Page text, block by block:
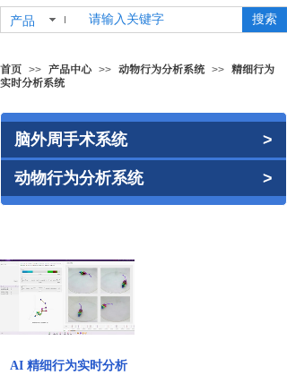
产品 搜索
首页 >> 产品中心 >> 动物行为分析系统 >> 精细行为
实时分析系统
脑外周手术系统 >
动物行为分析系统 >
AI 精细行为实时分析